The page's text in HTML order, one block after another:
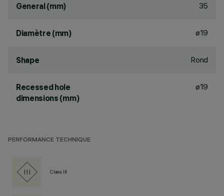
General (mm) 35
Diamètre (mm) ø19
Shape Rond
Recessed hole
dimensions (mm)
ø19
PERFORMANCE TECHNIQUE
Class III